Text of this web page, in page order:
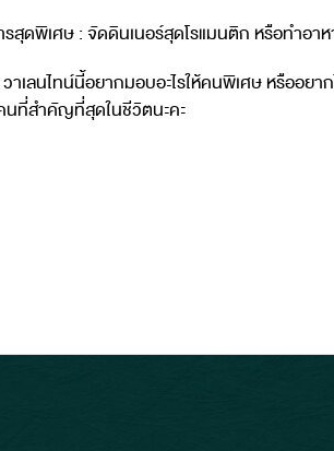
สุดพิเศษ : จัดดินเนอร์สุดโรแมนติก หรือทำอา
าเลนไทน์นี้อยากมอบอะไรให้คนพิเศษ หรืออย
นที่สำคัญที่สุดในชีวิตนะคะ